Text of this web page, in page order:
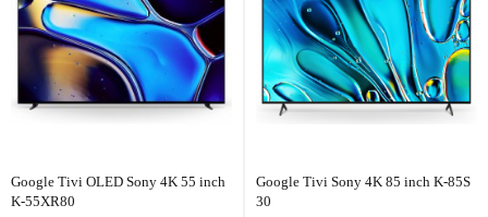
Google Tivi OLED Sony 4K 55 inch
K-55XR80
Google Tivi Sony 4K 85 inch K-85S
30